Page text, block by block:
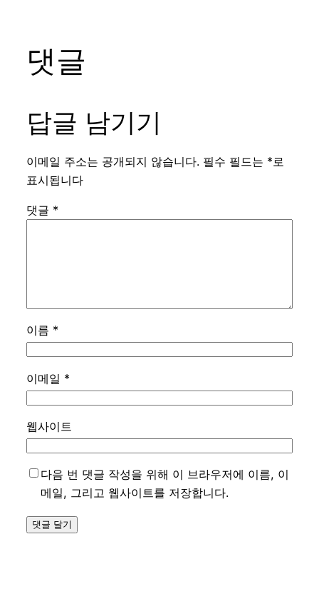
댓글
답글 남기기
이메일 주소는 공개되지 않습니다. 필수 필드는 *로
표시됩니다
댓글 *
이름 *
이메일 *
웹사이트
다음 번 댓글 작성을 위해 이 브라우저에 이름, 이
메일, 그리고 웹사이트를 저장합니다.